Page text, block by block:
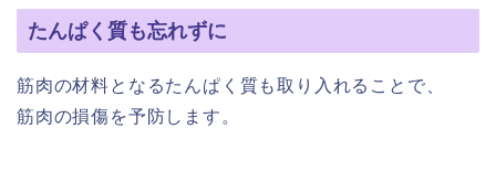
たんぱく質も忘れずに
筋肉の材料となるたんぱく質も取り入れることで、
筋肉の損傷を予防します。